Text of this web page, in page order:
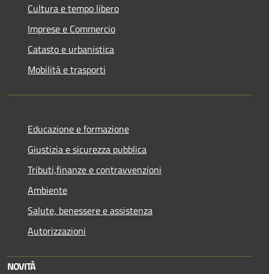
Cultura e tempo libero
Imprese e Commercio
Catasto e urbanistica
Mobilità e trasporti
Educazione e formazione
Giustizia e sicurezza pubblica
Tributi,finanze e contravvenzioni
Ambiente
Salute, benessere e assistenza
Autorizzazioni
NOVITÀ